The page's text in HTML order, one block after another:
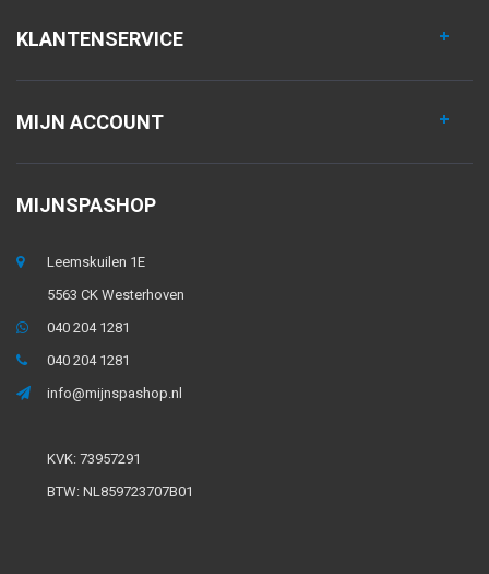
KLANTENSERVICE
MIJN ACCOUNT
MIJNSPASHOP
Leemskuilen 1E
5563 CK Westerhoven
040 204 1281
040 204 1281
info@mijnspashop.nl
KVK: 73957291
BTW: NL859723707B01